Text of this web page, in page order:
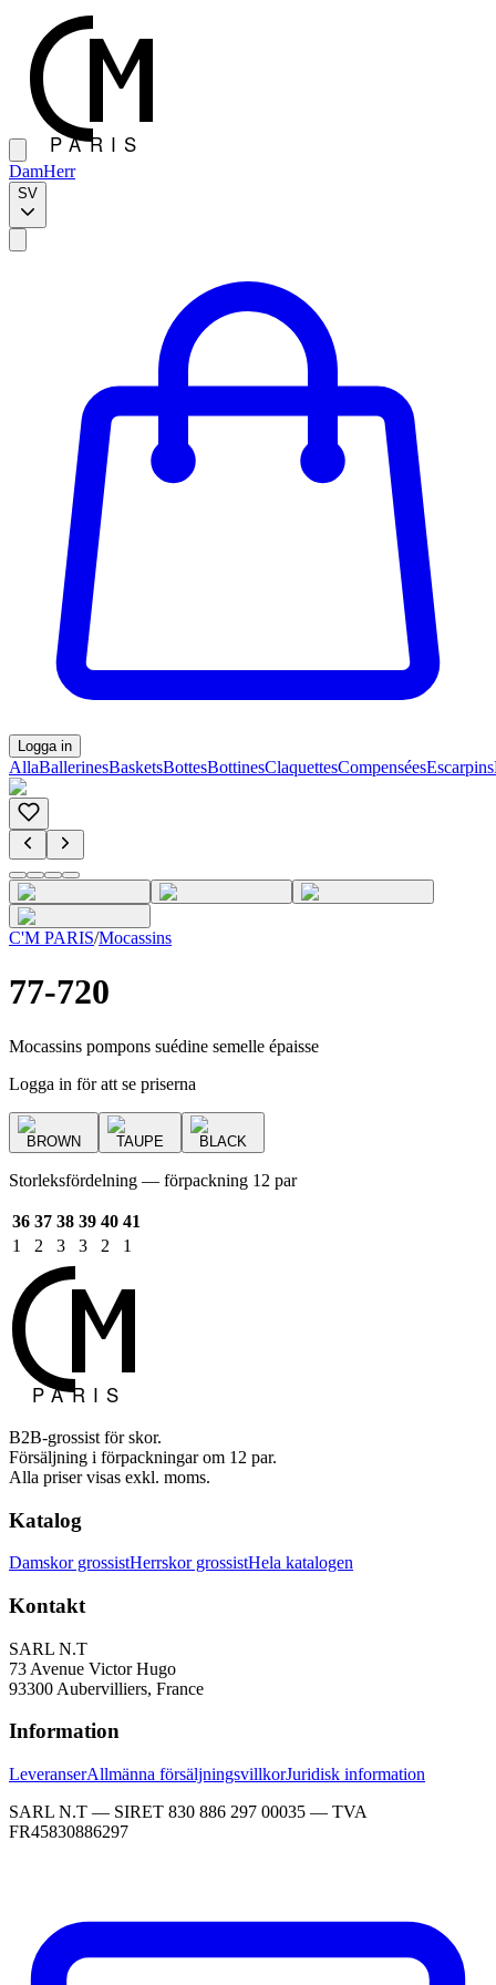
DamHerr
SV
Logga in
AllaBallerinesBasketsBottesBottinesClaquettesCompenséesEscarpins
C'M PARIS/Mocassins
77-720
Mocassins pompons suédine semelle épaisse
Logga in för att se priserna
BROWN TAUPE BLACK
Storleksfördelning — förpackning 12 par
36 37 38 39 40 41
1
2 3 3 2 1
B2B-grossist för skor.
Försäljning i förpackningar om 12 par.
Alla priser visas exkl. moms.
Katalog
Damskor grossistHerrskor grossistHela katalogen
Kontakt
SARL N.T
73 Avenue Victor Hugo
93300 Aubervilliers, France
Information
LeveranserAllmänna försäljningsvillkorJuridisk information
SARL N.T — SIRET 830 886 297 00035 — TVA
FR45830886297